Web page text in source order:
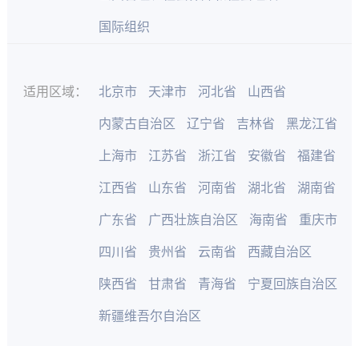
国际组织
适用区域： 北京市 天津市 河北省 山西省
内蒙古自治区 辽宁省 吉林省 黑龙江省
上海市 江苏省 浙江省 安徽省 福建省
江西省 山东省 河南省 湖北省 湖南省
广东省 广西壮族自治区 海南省 重庆市
四川省 贵州省 云南省 西藏自治区
陕西省 甘肃省 青海省 宁夏回族自治区
新疆维吾尔自治区